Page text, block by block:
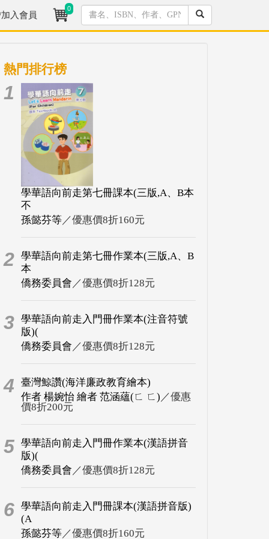
入會員
0
熱門排行榜
1
學華語向前走第七冊課本(三版,A、B本
不
孫懿芬等／優惠價8折160元
2 學華語向前走第七冊作業本(三版,A、B
本
僑務委員會 ／優惠價8折128元
3 學華語向前走入門冊作業本(注音符號
版)(
僑務委員會 ／優惠價8折128元
4
臺灣鯨讚(海洋廉政教育繪本)
作者 楊婉怡 繪者 范涵蘊(ㄈ ㄈ) ／優惠
價8折200元
5 學華語向前走入門冊作業本(漢語拼音
版)(
僑務委員會 ／優惠價8折128元
6 學華語向前走入門冊課本(漢語拼音版)
(A
孫懿芬等／優惠價8折160元